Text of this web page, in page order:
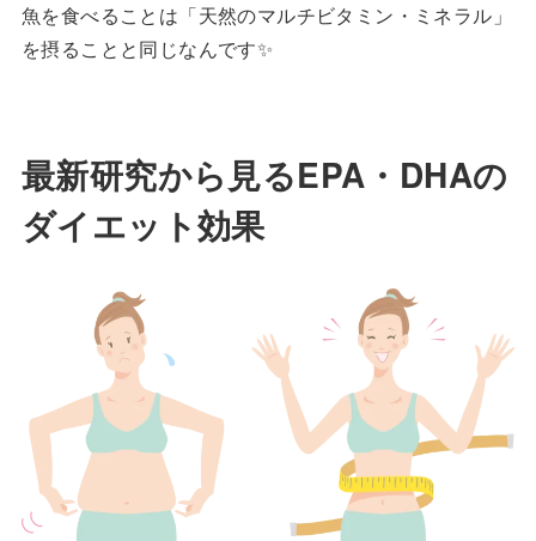
魚を食べることは「天然のマルチビタミン・ミネラル」
を摂ることと同じなんです✨
最新研究から見るEPA ・ DHAの
ダイエット効果